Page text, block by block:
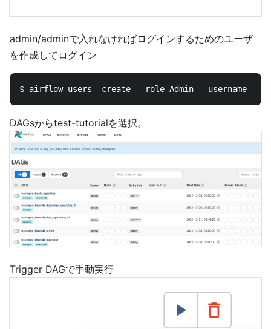
admin/adminで入れなければログインするためのユーザ
を作成してログイン
DAGsからtest-tutorialを選択。
Trigger DAGで手動実行